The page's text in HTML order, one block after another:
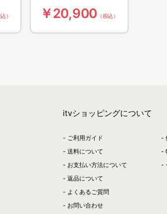
） ￥20,900 （税込）
itvショッピングについて
ご利用ガイド
送料について
お支払い方法について
返品について
よくあるご質問
お問い合わせ